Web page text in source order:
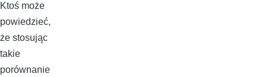
Ktoś może
powiedzieć,
że stosując
takie
porównanie